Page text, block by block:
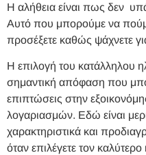
Η αλήθεια είναι πως δεν
Αυτό που μπορούμε να
προσέξετε καθώς ψάχνετε
Η επιλογή του κατάλληλου
σημαντική απόφαση που
επιπτώσεις στην
λογαριασμών. Εδώ είναι
χαρακτηριστικά και
όταν επιλέγετε τον